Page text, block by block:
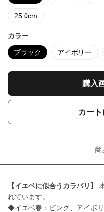
25.0cm
カラー
ブラック アイボリー
購入
カー
商
【イエベに似合うカラバリ】
れています。
◆イエベ春：ピンク、アイボ